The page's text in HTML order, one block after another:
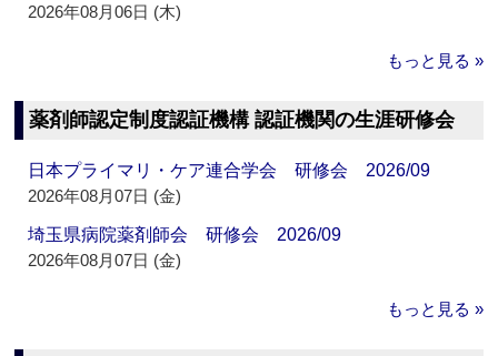
2026年08月06日 (木)
もっと見る »
薬剤師認定制度認証機構 認証機関の生涯研修会
日本プライマリ・ケア連合学会 研修会 2026/09
2026年08月07日 (金)
埼玉県病院薬剤師会 研修会 2026/09
2026年08月07日 (金)
もっと見る »